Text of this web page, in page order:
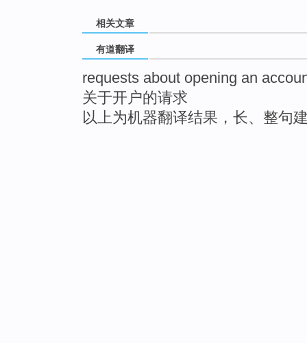
相关文章
有道翻译
requests about opening an
关于开户的请求
以上为机器翻译结果，长、整句